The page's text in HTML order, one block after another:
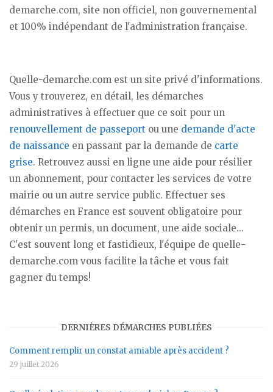
demarche.com, site non officiel, non gouvernemental
et 100% indépendant de l'administration française.
Quelle-demarche.com est un site privé d'informations.
Vous y trouverez, en détail, les démarches
administratives à effectuer que ce soit pour un
renouvellement de passeport ou une demande d'acte
de naissance en passant par la demande de carte
grise. Retrouvez aussi en ligne une aide pour résilier
un abonnement, pour contacter les services de votre
mairie ou un autre service public. Effectuer ses
démarches en France est souvent obligatoire pour
obtenir un permis, un document, une aide sociale...
C'est souvent long et fastidieux, l'équipe de quelle-
demarche.com vous facilite la tâche et vous fait
gagner du temps!
DERNIÈRES DÉMARCHES PUBLIÉES
Comment remplir un constat amiable après accident ?
29 juillet 2026